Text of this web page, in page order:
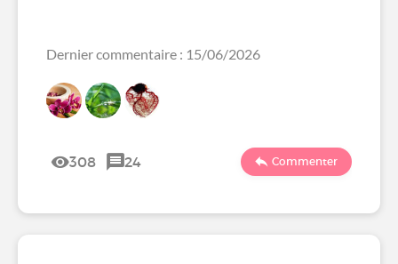
Dernier commentaire : 15/06/2026
308 24 Commenter